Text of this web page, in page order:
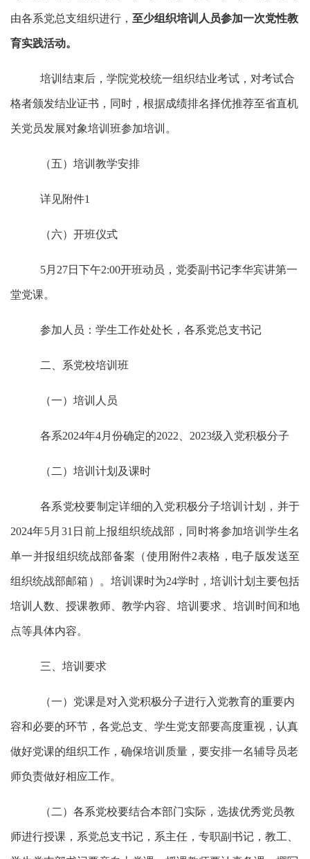
由各系党总支组织进行， 至少组织培训人员参加一次党性教
育实践活动。
培训结束后，学院党校统一组织结业考试，对考试合
格者颁发结业证书，同时，根据成绩排名择优推荐至省直机
关党员发展对象培训班参加培训。
（五）培训教学安排
详见附件1
（六）开班仪式
5月27日下午2:00开班动员，党委副书记李华宾讲第一
堂党课。
参加人员：学生工作处处长，各系党总支书记
二、系党校培训班
（一）培训人员
各系2024年4月份确定的2022、2023级入党积极分子
（二）培训计划及课时
各系党校要制定详细的入党积极分子培训计划，并于
2024年5月31日前上报组织统战部，同时将参加培训学生名
单一并报组织统战部备案（使用附件2表格，电子版发送至
组织统战部邮箱）。培训课时为24学时，培训计划主要包括
培训人数、授课教师、教学内容、培训要求、培训时间和地
点等具体内容。
三、培训要求
（一）党课是对入党积极分子进行入党教育的重要内
容和必要的环节，各党总支、学生党支部要高度重视，认真
做好党课的组织工作，确保培训质量，要安排一名辅导员老
师负责做好相应工作。
（二）各系党校要结合本部门实际，选拔优秀党员教
师进行授课，系党总支书记，系主任，专职副书记，教工、